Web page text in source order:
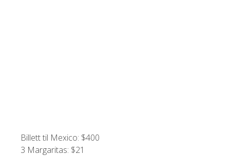
Billett til Mexico: $400
3 Margaritas: $21